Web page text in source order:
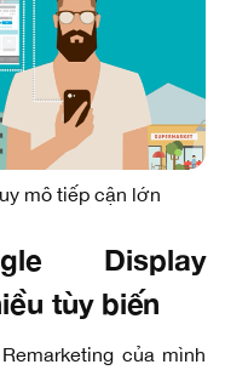
mô tiếp cận lớn
Display
tùy biến
của mình